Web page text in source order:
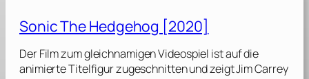
e
h
o
g
i
t
h
Sonic The Hedgehog [2020]
Der Film zum gleichnamigen Videospiel ist auf die
animierte Titelfigur zugeschnitten und zeigt Jim Carrey